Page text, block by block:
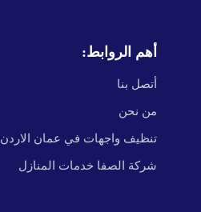
أهم الروابط:
أتصل بنا
من نحن
تنظيف واجهات في عمان الاردن
شركة الصفا خدمات المنازل